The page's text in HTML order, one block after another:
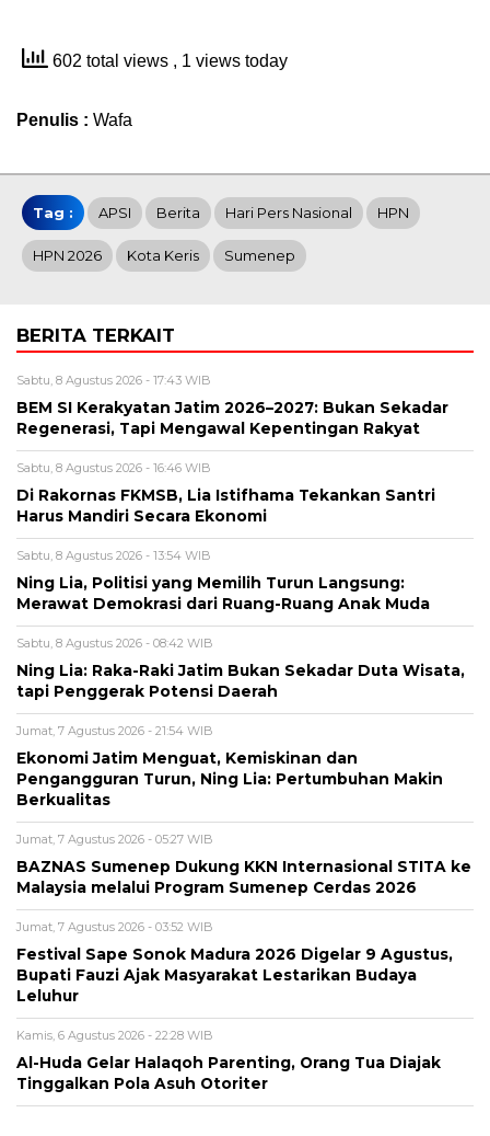
602 total views , 1 views today
Penulis : Wafa
Tag : APSI Berita Hari Pers Nasional HPN
HPN 2026 Kota Keris Sumenep
BERITA TERKAIT
Sabtu, 8 Agustus 2026 - 17:43 WIB
BEM SI Kerakyatan Jatim 2026–2027: Bukan Sekadar
Regenerasi, Tapi Mengawal Kepentingan Rakyat
Sabtu, 8 Agustus 2026 - 16:46 WIB
Di Rakornas FKMSB, Lia Istifhama Tekankan Santri
Harus Mandiri Secara Ekonomi
Sabtu, 8 Agustus 2026 - 13:54 WIB
Ning Lia, Politisi yang Memilih Turun Langsung:
Merawat Demokrasi dari Ruang-Ruang Anak Muda
Sabtu, 8 Agustus 2026 - 08:42 WIB
Ning Lia: Raka-Raki Jatim Bukan Sekadar Duta Wisata,
tapi Penggerak Potensi Daerah
Jumat, 7 Agustus 2026 - 21:54 WIB
Ekonomi Jatim Menguat, Kemiskinan dan
Pengangguran Turun, Ning Lia: Pertumbuhan Makin
Berkualitas
Jumat, 7 Agustus 2026 - 05:27 WIB
BAZNAS Sumenep Dukung KKN Internasional STITA ke
Malaysia melalui Program Sumenep Cerdas 2026
Jumat, 7 Agustus 2026 - 03:52 WIB
Festival Sape Sonok Madura 2026 Digelar 9 Agustus,
Bupati Fauzi Ajak Masyarakat Lestarikan Budaya
Leluhur
Kamis, 6 Agustus 2026 - 22:28 WIB
Al-Huda Gelar Halaqoh Parenting, Orang Tua Diajak
Tinggalkan Pola Asuh Otoriter